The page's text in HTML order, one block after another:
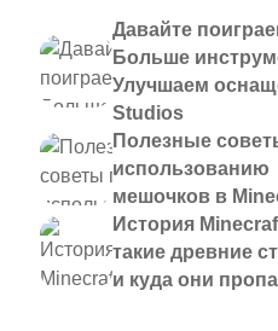
Давайте
Больше
Улучшаем
Studios
Полезные
использованию
мешочков в
История
такие древние
и куда они